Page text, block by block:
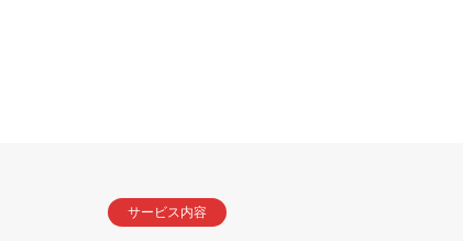
サービス内容